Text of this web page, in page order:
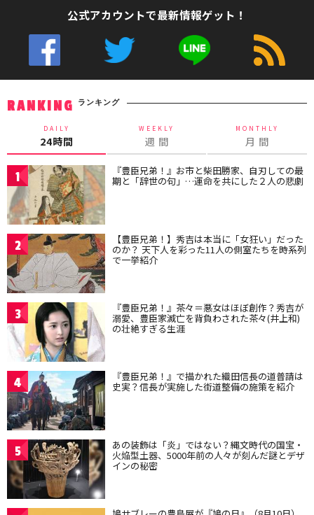
公式アカウントで最新情報ゲット！
RANKING ランキング
DAILY
24時間
WEEKLY
週 間
MONTHLY
月 間
1 『豊臣兄弟！』お市と柴田勝家、自刃しての最
期と「辞世の句」…運命を共にした２人の悲劇
2 【豊臣兄弟！】秀吉は本当に「女狂い」だった
のか？ 天下人を彩った11人の側室たちを時系列
で一挙紹介
3 『豊臣兄弟！』茶々＝悪女はほぼ創作？秀吉が
溺愛、豊臣家滅亡を背負わされた茶々(井上和)
の壮絶すぎる生涯
4 『豊臣兄弟！』で描かれた織田信長の道普請は
史実？信長が実施した街道整備の施策を紹介
5 あの装飾は「炎」ではない？縄文時代の国宝・
火焔型土器、5000年前の人々が刻んだ謎とデザ
インの秘密